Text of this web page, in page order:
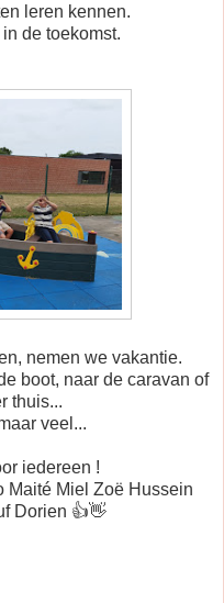
leren kennen.
de toekomst.
nemen we vakantie.
boot, naar de caravan of
thuis...
veel...
iedereen !
Maité Miel Zoë Hussein
Dorien 👍👋